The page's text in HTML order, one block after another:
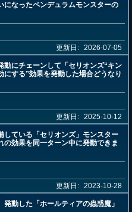
になったペンデュラムモンスターの
更新日: 2026-07-05
動にチェーンして「セリオンズ“キン
にする”効果を発動した場合どうなり
更新日: 2025-10-12
している「セリオンズ」モンスター
効果を同一ターン中に発動できま
更新日: 2023-10-28
発動した「ホールティアの蟲惑魔」